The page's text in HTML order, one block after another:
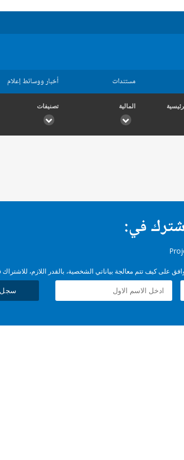
مستندات أخبار ووسائط إعلام
المالية تصنيفات
في:
على كيف تتم معالجة بياناتي الشخصية، بالقدر اللازم، للاشتراك
سجل